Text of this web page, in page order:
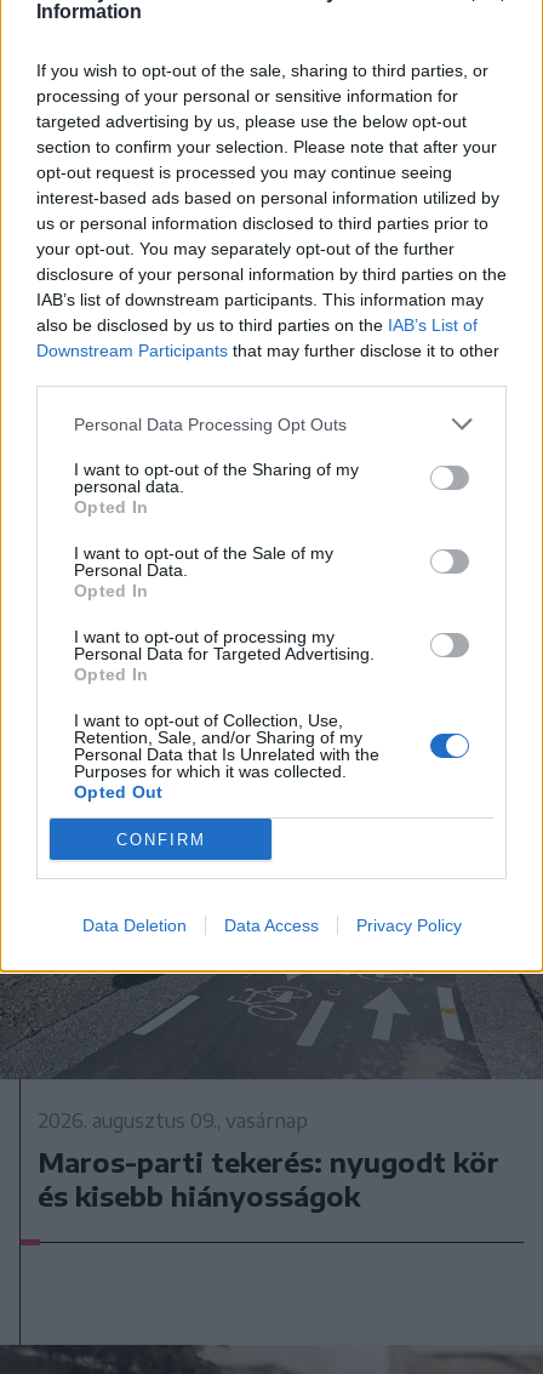
Information
If you wish to opt-out of the sale, sharing to third parties, or
processing of your personal or sensitive information for
targeted advertising by us, please use the below opt-out
section to confirm your selection. Please note that after your
opt-out request is processed you may continue seeing
interest-based ads based on personal information utilized by
us or personal information disclosed to third parties prior to
your opt-out. You may separately opt-out of the further
disclosure of your personal information by third parties on the
IAB’s list of downstream participants. This information may
also be disclosed by us to third parties on the IAB’s List of
Downstream Participants that may further disclose it to other
Personal Data Processing Opt Outs
I want to opt-out of the Sharing of my
personal data.
Opted In
I want to opt-out of the Sale of my
Personal Data.
Opted In
I want to opt-out of processing my
Personal Data for Targeted Advertising.
Opted In
I want to opt-out of Collection, Use,
Retention, Sale, and/or Sharing of my
Personal Data that Is Unrelated with the
Purposes for which it was collected.
Opted Out
CONFIRM
Data Deletion Data Access Privacy Policy
„A legerősebb garancia” –
Megnevezte államfőjelöltjét
a Tisza Párt
Székely Sport
Szabó István: négy vereség
után egyre nehezebb, de
jönni fognak a jó eredmények
„doktoriját” végeztem el az
epilepsziámmal
A rovat további cikkei
2026. augusztus 09., vasárnap
Maros-parti tekerés: nyugodt kör
és kisebb hiányosságok